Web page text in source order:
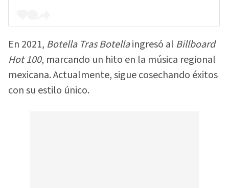
En 2021, Botella Tras Botellaingresó al Billboard
Hot 100, marcando un hito en la música regional
mexicana. Actualmente, sigue cosechando éxitos
con su estilo único.